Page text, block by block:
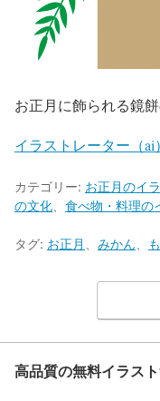
お正月に飾られる鏡
イラストレーター（ai
カテゴリー: お正月のイ
の文化
食べ物・料理の
タグ: お正月 みかん
高品質の無料イラス